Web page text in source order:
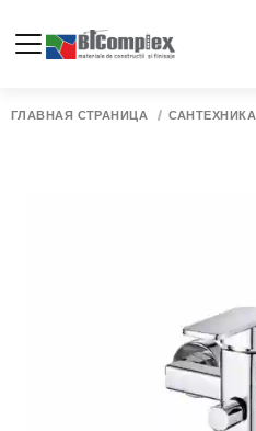
ГЛАВНАЯ СТРАНИЦА САНТЕХНИКА